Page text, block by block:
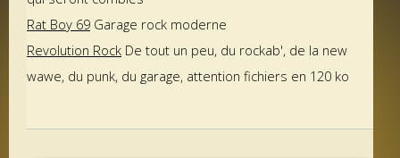
Rat Boy 69 Garage rock moderne
Revolution Rock De tout un peu, du rockab', de la new
wawe, du punk, du garage, attention fichiers en 120 ko